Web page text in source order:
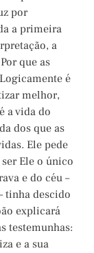
por
a primeira
a
que as
é
melhor,
a vida do
dos que as
Ele pede
Ele o único
e do céu –
tinha descido
explicará
testemunhas:
e a sua